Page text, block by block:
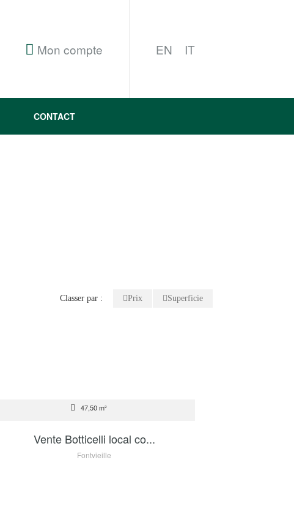
Mon compte EN IT
CONTACT
Classer par : Prix Superficie
47,50 m²
Vente Botticelli local co...
Fontvieille